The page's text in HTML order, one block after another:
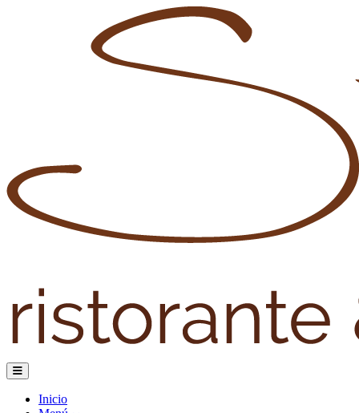
Inicio